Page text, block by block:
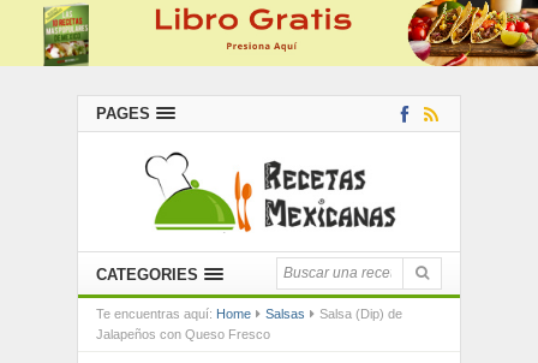
PAGES
CATEGORIES
Te encuentras aquí: Home Salsas
Salsa (Dip) de
Jalapeños con Queso Fresco